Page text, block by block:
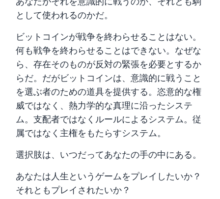
として使われるのかだ。
ビットコインが戦争を終わらせることはない。
何も戦争を終わらせることはできない。なぜな
ら、存在そのものが反対の緊張を必要とするか
らだ。だがビットコインは、意識的に戦うこと
を選ぶ者のための道具を提供する。恣意的な権
威ではなく、熱力学的な真理に沿ったシステ
ム。支配者ではなくルールによるシステム。従
属ではなく主権をもたらすシステム。
選択肢は、いつだってあなたの手の中にある。
あなたは人生というゲームをプレイしたいか？
それともプレイされたいか？